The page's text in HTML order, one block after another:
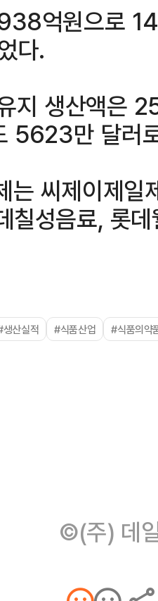
억원으로
다.
지 생산액은
5623만 달러
는 씨제이제
칠성음료, 롯
생산실적 #식품산업 #식품의약
©(주) 데